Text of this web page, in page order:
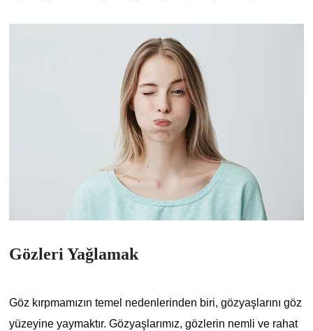
Gözleri Yağlamak
Göz kırpmamızın temel nedenlerinden biri, gözyaşlarını göz
yüzeyine yaymaktır. Gözyaşlarımız, gözlerin nemli ve rahat